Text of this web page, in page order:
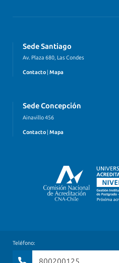
Sede Santiago
Av. Plaza 680, Las Condes
Contacto Mapa
Sede Concepción
Ainavillo 456
Contacto Mapa
Teléfono: